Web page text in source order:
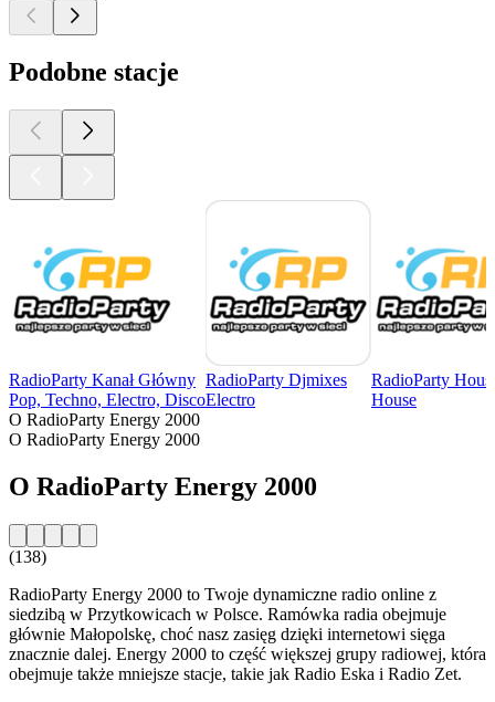
Podobne stacje
RadioParty Kanał Główny
Pop, Techno, Electro, Disco
RadioParty Djmixes
Electro
RadioParty
House
O RadioParty Energy 2000
O RadioParty Energy 2000
O RadioParty Energy 2000
(138)
RadioParty Energy 2000 to Twoje dynamiczne radio online z
siedzibą w Przytkowicach w Polsce. Ramówka radia obejmuje
głównie Małopolskę, choć nasz zasięg dzięki internetowi sięga
znacznie dalej. Energy 2000 to część większej grupy radiowej, która
obejmuje także mniejsze stacje, takie jak Radio Eska i Radio Zet.